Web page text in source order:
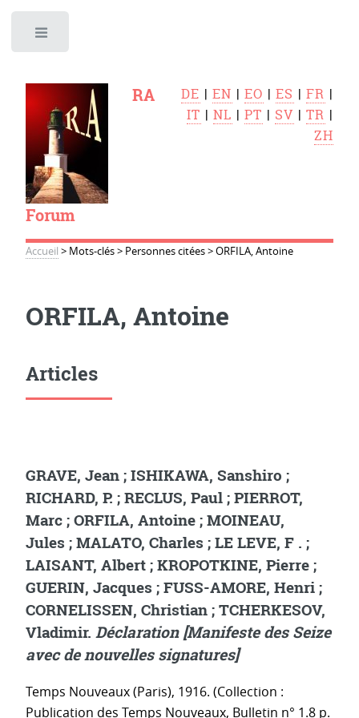
RA
Forum
DE |EN |EO |ES |FR |
IT |NL |PT | SV |TR |
ZH
Accueil > Mots-clés> Personnes citées>ORFILA, Antoine
ORFILA, Antoine
Articles
GRAVE, Jean ; ISHIKAWA, Sanshiro ;
RICHARD, P. ; RECLUS, Paul ; PIERROT,
Marc ; ORFILA, Antoine ; MOINEAU,
Jules ; MALATO, Charles ; LE LEVE, F . ;
LAISANT, Albert ; KROPOTKINE, Pierre ;
GUERIN, Jacques ; FUSS-AMORE, Henri ;
CORNELISSEN, Christian ; TCHERKESOV,
Vladimir. Déclaration [Manifeste des Seize
avec de nouvelles signatures]
Temps Nouveaux (Paris), 1916. (Collection :
Publication des Temps Nouveaux, Bulletin n° 1.8 p.